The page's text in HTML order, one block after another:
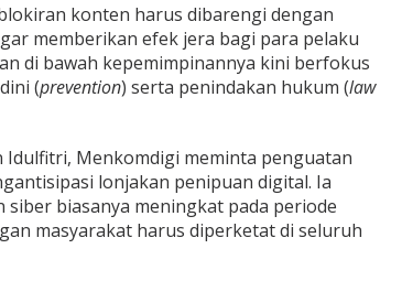
konten harus dibarengi dengan
memberikan efek jera bagi para pelaku
di bawah kepemimpinannya kini berfokus
(prevention) serta penindakan hukum (law
Idulfitri, Menkomdigi meminta penguatan
lonjakan penipuan digital. Ia
biasanya meningkat pada periode
masyarakat harus diperketat di seluruh